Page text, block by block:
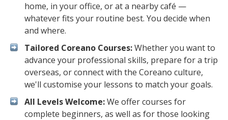
home, in your office, or at a nearby café —
whatever fits your routine best. You decide when
and where.
Tailored Coreano Courses:Whether you want to
advance your professional skills, prepare for a trip
overseas, or connect with the Coreano culture,
we'll customise your lessons to match your goals.
All Levels Welcome:We offer courses for
complete beginners, as well as for those looking